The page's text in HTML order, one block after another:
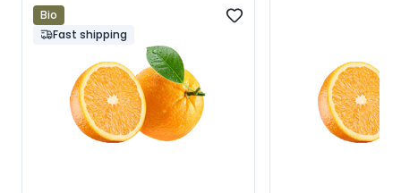
Bio
Fast shipping